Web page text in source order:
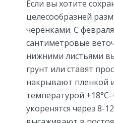
Если вы хотите
целесообразней
черенками. С
сантиметровые
нижними листьями
грунт или ставят
накрывают пленкой
температурой
укоренятся через 8-